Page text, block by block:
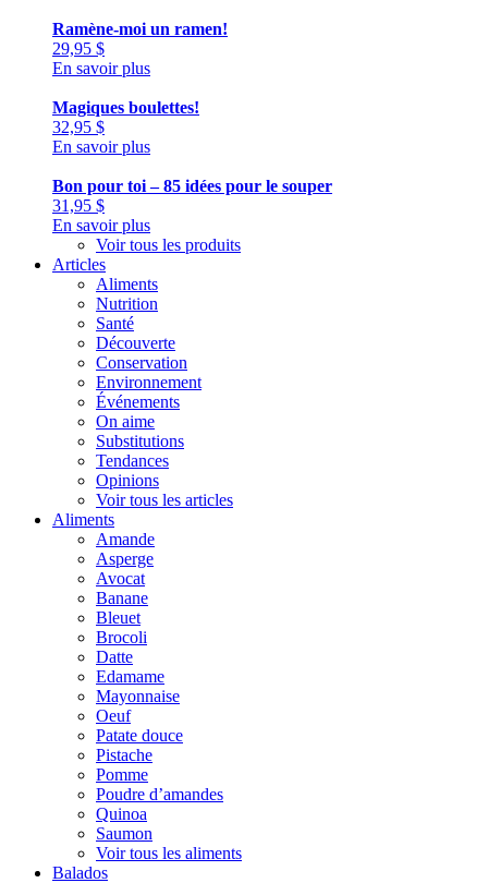
Ramène-moi un ramen!
29,95 $
En savoir plus
Magiques boulettes!
32,95 $
En savoir plus
Bon pour toi – 85 idées pour le souper
31,95 $
En savoir plus
Voir tous les produits
Articles
Aliments
Nutrition
Santé
Découverte
Conservation
Environnement
Événements
On aime
Substitutions
Tendances
Opinions
Voir tous les articles
Aliments
Amande
Asperge
Avocat
Banane
Bleuet
Brocoli
Datte
Edamame
Mayonnaise
Oeuf
Patate douce
Pistache
Pomme
Poudre d’amandes
Quinoa
Saumon
Voir tous les aliments
Balados